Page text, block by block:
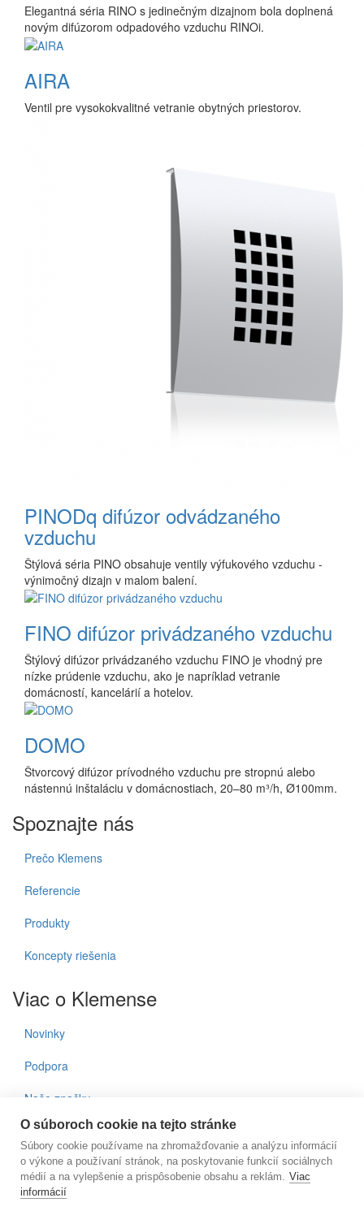
Elegantná séria RINO s jedinečným dizajnom bola doplnená
novým difúzorom odpadového vzduchu RINOi.
AIRA
Ventil pre vysokokvalitné vetranie obytných priestorov.
PINODq difúzor odvádzaného
vzduchu
Štýlová séria PINO obsahuje ventily výfukového vzduchu -
výnimočný dizajn v malom balení.
FINO difúzor privádzaného vzduchu
Štýlový difúzor privádzaného vzduchu FINO je vhodný pre
nízke prúdenie vzduchu, ako je napríklad vetranie
domácností, kancelárií a hotelov.
DOMO
Štvorcový difúzor prívodného vzduchu pre stropnú alebo
nástennú inštaláciu v domácnostiach, 20–80 m³/h, Ø100mm.
Spoznajte nás
Prečo Klemens
Referencie
Produkty
Koncepty riešenia
Viac o Klemense
Novinky
Podpora
Naše značky
Kontakty
Prihlásenie do noviniek
E-mail
O súboroch cookie na tejto stránke
Súbory cookie používame na zhromažďovanie a analýzu informácií
o výkone a používaní stránok, na poskytovanie funkcií sociálnych
médií a na vylepšenie a prispôsobenie obsahu a reklám. Viac
informácií